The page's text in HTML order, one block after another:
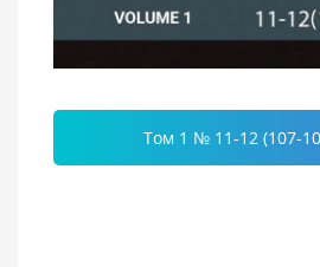
Том 1 № 11-12 (107-